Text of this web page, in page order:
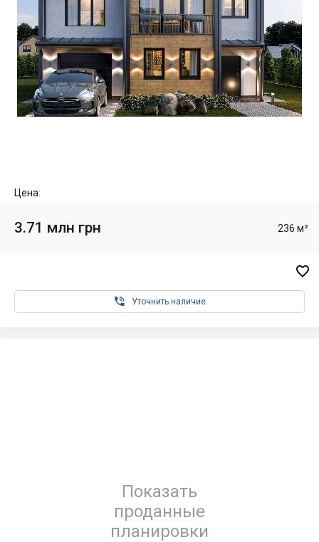
Цена:
3.71 млн грн 236 м²

 Уточнить наличие
Показать
проданные
планировки